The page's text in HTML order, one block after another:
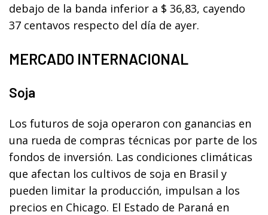
debajo de la banda inferior a $ 36,83, cayendo
37 centavos respecto del día de ayer.
MERCADO INTERNACIONAL
Soja
Los futuros de soja operaron con ganancias en
una rueda de compras técnicas por parte de los
fondos de inversión. Las condiciones climáticas
que afectan los cultivos de soja en Brasil y
pueden limitar la producción, impulsan a los
precios en Chicago. El Estado de Paraná en